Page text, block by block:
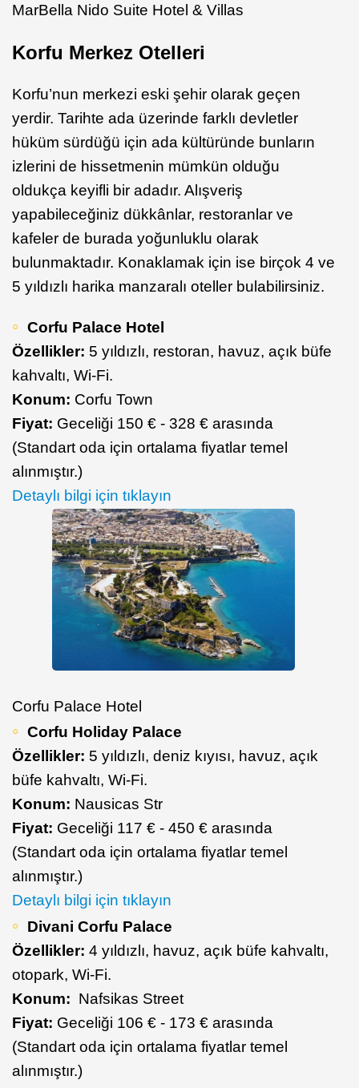
MarBella Nido Suite Hotel & Villas
Korfu Merkez Otelleri
Korfu’nun merkezi eski şehir olarak geçen
yerdir. Tarihte ada üzerinde farklı devletler
hüküm sürdüğü için ada kültüründe bunların
izlerini de hissetmenin mümkün olduğu
oldukça keyifli bir adadır. Alışveriş
yapabileceğiniz dükkânlar, restoranlar ve
kafeler de burada yoğunluklu olarak
bulunmaktadır. Konaklamak için ise birçok 4 ve
5 yıldızlı harika manzaralı oteller bulabilirsiniz.
Corfu Palace Hotel
Özellikler: 5 yıldızlı, restoran, havuz, açık büfe
kahvaltı, Wi-Fi.
Konum: Corfu Town
Fiyat: Geceliği 150 € - 328 € arasında
(Standart oda için ortalama fiyatlar temel
alınmıştır.)
Detaylı bilgi için tıklayın
Corfu Palace Hotel
Corfu Holiday Palace
Özellikler: 5 yıldızlı, deniz kıyısı, havuz, açık
büfe kahvaltı, Wi-Fi.
Konum: Nausicas Str
Fiyat: Geceliği 117 € - 450 € arasında
(Standart oda için ortalama fiyatlar temel
alınmıştır.)
Detaylı bilgi için tıklayın
Divani Corfu Palace
Özellikler: 4 yıldızlı, havuz, açık büfe kahvaltı,
otopark, Wi-Fi.
Konum: Nafsikas Street
Fiyat: Geceliği 106 € - 173 € arasında
(Standart oda için ortalama fiyatlar temel
alınmıştır.)